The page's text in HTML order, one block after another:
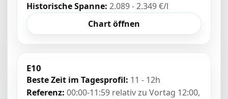
Historische Spanne: 2.089 - 2.349 €/l
Chart öffnen
E10
Beste Zeit im Tagesprofil: 11 - 12h
Referenz: 00:00-11:59 relativ zu Vortag 12:00,